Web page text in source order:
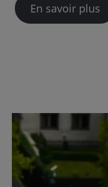
En savoir plus